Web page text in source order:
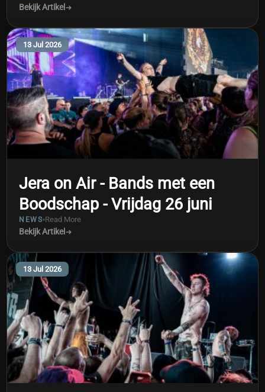
Bekijk Artikel
13 Jul 2026
Jera on Air - Bands met een
Boodschap - Vrijdag 26 juni
NEWS Read More
Bekijk Artikel
13 Jul 2026